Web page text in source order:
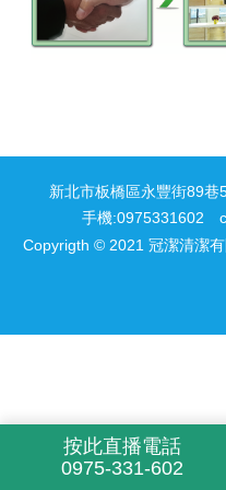
按此直播電話
0975-331-602
新北市板橋區永豐街89巷
手機:0975331602
Copyrigth © 2021 冠潔清潔